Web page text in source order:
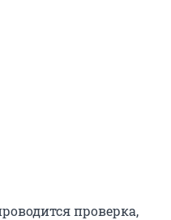
проверка,